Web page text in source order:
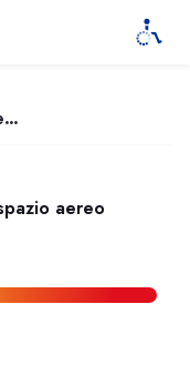
Orario voli in tempo reale
aereo